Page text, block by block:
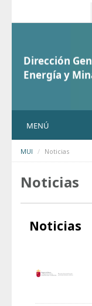
MENÚ
MUI Noticias
Noticias
Noticias